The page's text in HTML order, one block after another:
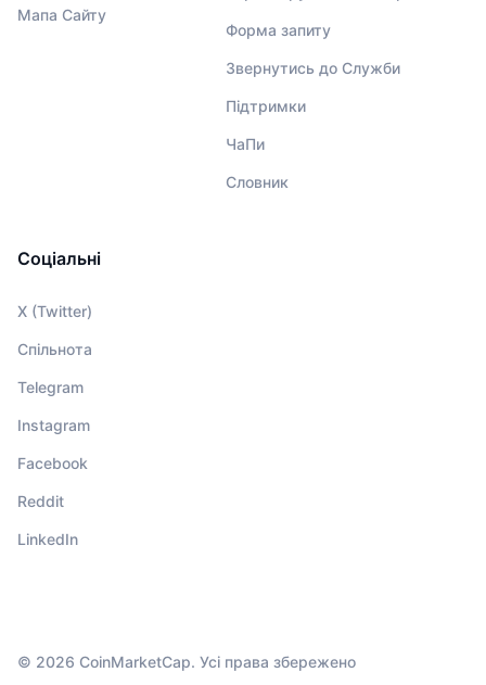
Мапа Сайту
Форма запиту
Звернутись до Служби
Підтримки
ЧаПи
Словник
Соціальні
X (Twitter)
Спільнота
Telegram
Instagram
Facebook
Reddit
LinkedIn
© 2026 CoinMarketCap. Усі права збережено